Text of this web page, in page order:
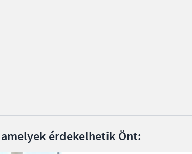
érdekelhetik Önt: